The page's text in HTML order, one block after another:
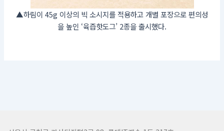
▲하림이 45g 이상의 빅 소시지를 적용하고 개별 포장으로 편의성
을 높인 ‘육즙핫도그’ 2종을 출시했다.